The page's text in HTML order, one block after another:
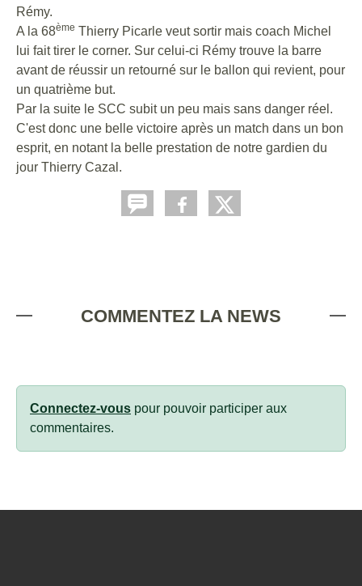
Rémy.
A la 68ème Thierry Picarle veut sortir mais coach Michel
lui fait tirer le corner. Sur celui-ci Rémy trouve la barre
avant de réussir un retourné sur le ballon qui revient, pour
un quatrième but.
Par la suite le SCC subit un peu mais sans danger réel.
C'est donc une belle victoire après un match dans un bon
esprit, en notant la belle prestation de notre gardien du
jour Thierry Cazal.
COMMENTEZ LA NEWS
Connectez-vous pour pouvoir participer aux
commentaires.